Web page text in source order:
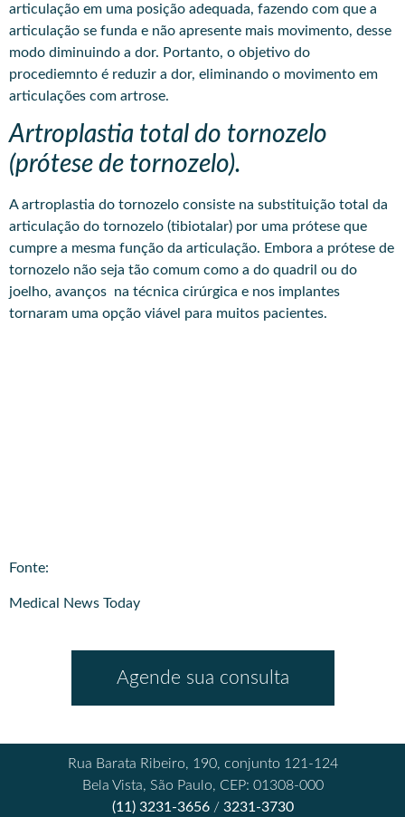
articulação em uma posição adequada, fazendo com que a
articulação se funda e não apresente mais movimento, desse
modo diminuindo a dor. Portanto, o objetivo do
procediemnto é reduzir a dor, eliminando o movimento em
articulações com artrose.
Artroplastia total do tornozelo
(prótese de tornozelo).
A artroplastia do tornozelo consiste na substituição total da
articulação do tornozelo (tibiotalar) por uma prótese que
cumpre a mesma função da articulação. Embora a prótese de
tornozelo não seja tão comum como a do quadril ou do
joelho, avanços na técnica cirúrgica e nos implantes
tornaram uma opção viável para muitos pacientes.
​Fonte:
Medical News Today
Agende sua consulta
Rua Barata Ribeiro, 190, conjunto 121-124
Bela Vista, São Paulo, CEP: 01308-000
(11) 3231-3656/ 3231-3730